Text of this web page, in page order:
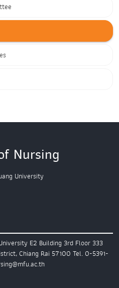
Nursing
University
E2 Building 3rd Floor 333
Chiang Rai 57100 Tel. 0-5391-